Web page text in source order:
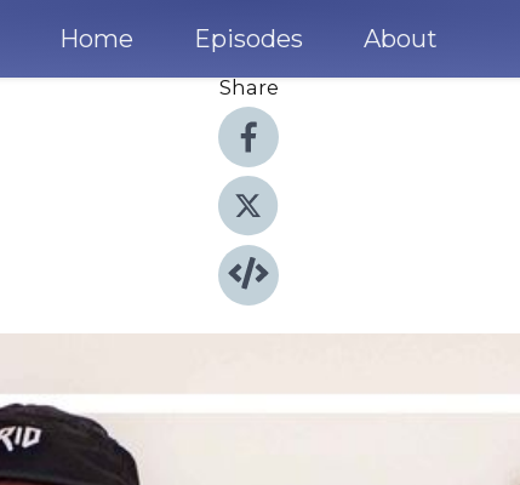
Home Episodes About
Share